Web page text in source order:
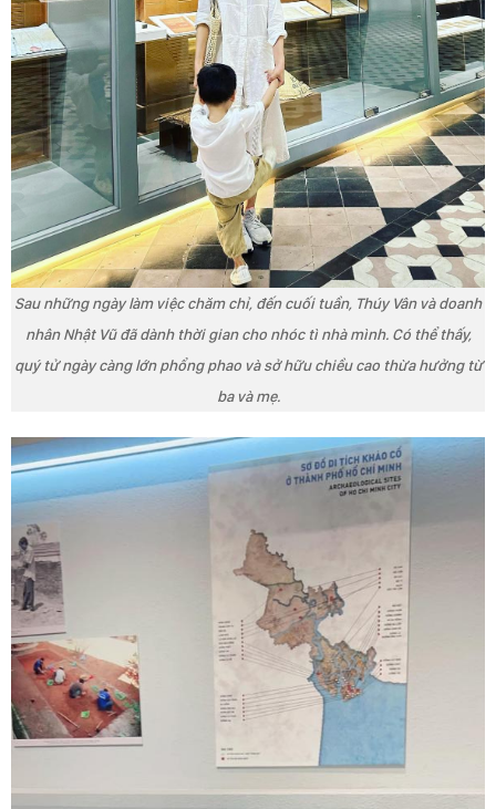
Sau những ngày làm việc chăm chỉ, đến cuối tuần, Thúy Vân và doanh
nhân Nhật Vũ đã dành thời gian cho nhóc tì nhà mình. Có thể thấy,
quý tử ngày càng lớn phổng phao và sở hữu chiều cao thừa hưởng từ
ba và mẹ.